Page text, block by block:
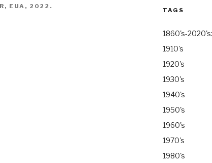
EUA, 2022.
TAGS
1860's-
1910's
1920's
1930's
1940's
1950's
1960's
1970's
1980's